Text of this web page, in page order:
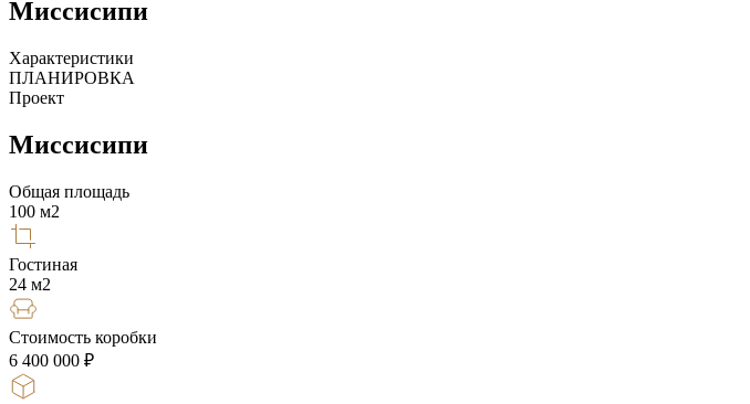
Миссисипи
Характеристики
ПЛАНИРОВКА
Проект
Миссисипи
Общая площадь
100 м2
Гостиная
24 м2
Стоимость коробки
6 400 000 ₽